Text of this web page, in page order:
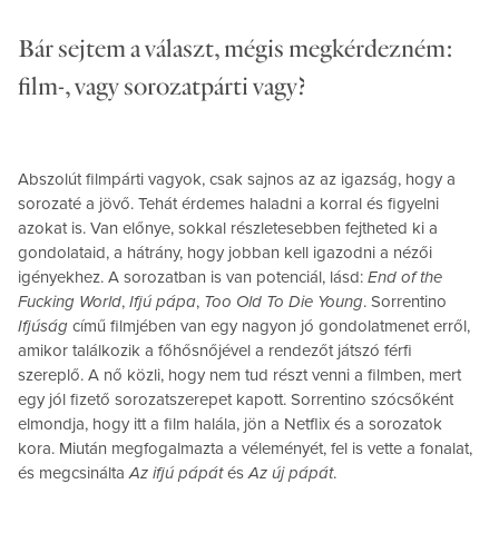
Bár sejtem a választ, mégis megkérdezném:
film-, vagy sorozatpárti vagy?
Abszolút filmpárti vagyok, csak sajnos az az igazság, hogy a
sorozaté a jövő. Tehát érdemes haladni a korral és figyelni
azokat is. Van előnye, sokkal részletesebben fejtheted ki a
gondolataid, a hátrány, hogy jobban kell igazodni a nézői
igényekhez. A sorozatban is van potenciál, lásd: End of the
Fucking World, Ifjú pápa, Too Old To Die Young. Sorrentino
Ifjúság című filmjében van egy nagyon jó gondolatmenet erről,
amikor találkozik a főhősnőjével a rendezőt játszó férfi
szereplő. A nő közli, hogy nem tud részt venni a filmben, mert
egy jól fizető sorozatszerepet kapott. Sorrentino szócsőként
elmondja, hogy itt a film halála, jön a Netflix és a sorozatok
kora. Miután megfogalmazta a véleményét, fel is vette a fonalat,
és megcsináltaAz ifjú pápátésAz új pápát.